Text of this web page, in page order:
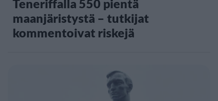
Teneriffalla 550 pientä
maanjäristystä – tutkijat
kommentoivat riskejä